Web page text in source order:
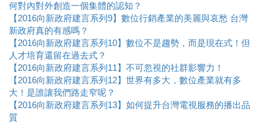
何對內對外創造一個集體的認知？​
【2016向新政府建言系列9】數位行銷產業的美麗與哀愁 台灣
新政府真的有感嗎？
【2016向新政府建言系列10】數位不是趨勢，而是現在式！但
人才培育還留在過去式？
【2016向新政府建言系列11】不可忽視的社群影響力！
【2016向新政府建言系列12】世界有多大，數位產業就有多
大！是誰讓我們路走窄呢？
【2016向新政府建言系列13】如何提升台灣電視服務的播出品
質